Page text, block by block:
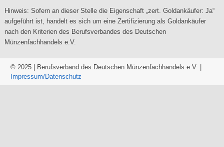
Hinweis: Sofern an dieser Stelle die Eigenschaft „zert. Goldankäufer: Ja“
aufgeführt ist, handelt es sich um eine Zertifizierung als Goldankäufer
nach den Kriterien des Berufsverbandes des Deutschen
Münzenfachhandels e.V.
© 2025 | Berufsverband des Deutschen Münzenfachhandels e.V. |
Impressum/Datenschutz